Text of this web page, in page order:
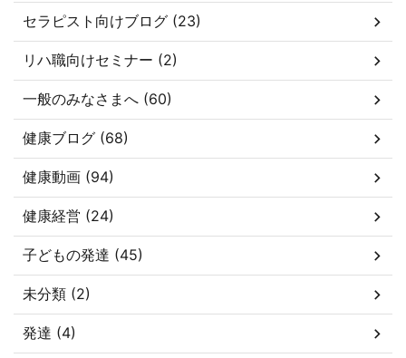
セラピスト向けブログ (23)
リハ職向けセミナー (2)
一般のみなさまへ (60)
健康ブログ (68)
健康動画 (94)
健康経営 (24)
子どもの発達 (45)
未分類 (2)
発達 (4)